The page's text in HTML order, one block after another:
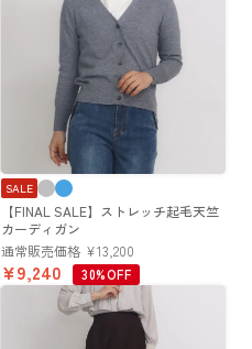
【FINAL SALE】ストレッチ起毛天竺
カーディガン
SALE
通常販売価格 ¥13,200
¥9,240 30%OFF